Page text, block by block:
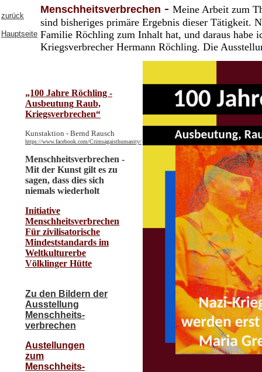
zurüc k
Hauptseite
„100 Jahre Röchling -
Ausbeutung Raub,
Kriegsverbrechen“
Kunstaktion - Bernd Rausch
https://www.facebook.com/Crimsagaisthumanity/
Menschheitsverbrechen -
Mit der Kunst gilt es zu
sagen, dass dies sich
niemals wiederholt
Initiative
Menschheitsverbrechen
Für zivilisatorische
Mindeststandards im
Weltkulturerbe
Völklinger Hütte
Zu den Bildern der
Ausstellung
Menschheits-
verbrechen
Austellungen
zum
Menschheits-
Menschheitsverbrechen - Meine Arbeit zum
sind bisheriges primäre Ergebnis dieser Tätigkeit.
Familie Röchling zum Inhalt hat, und daraus habe
Kriegsverbrecher Hermann Röchling. Die